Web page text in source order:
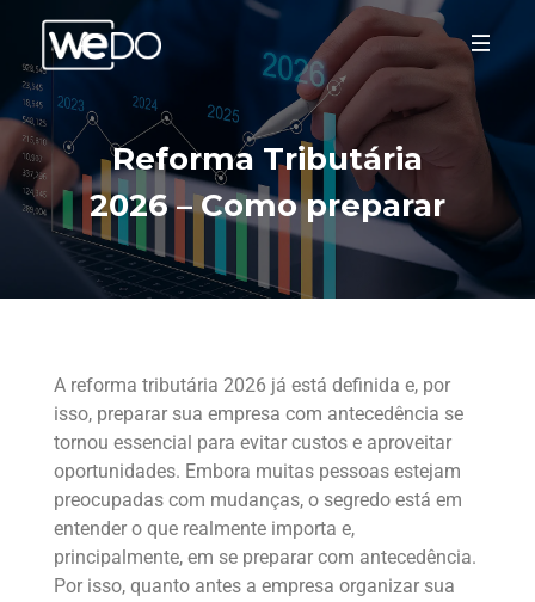
Reforma Tributária
2026 – Como preparar
A reforma tributária 2026 já está definida e, por
isso, preparar sua empresa com antecedência se
tornou essencial para evitar custos e aproveitar
oportunidades. Embora muitas pessoas estejam
preocupadas com mudanças, o segredo está em
entender o que realmente importa e,
principalmente, em se preparar com antecedência.
Por isso, quanto antes a empresa organizar sua